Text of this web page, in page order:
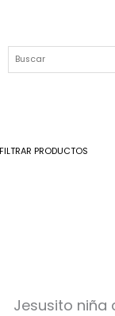
Buscar
FILTRAR PRODUCTOS
Jesusito niña